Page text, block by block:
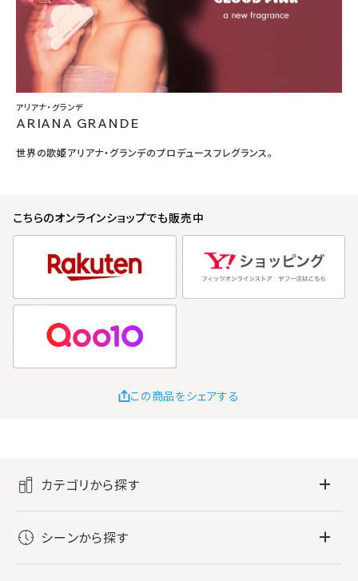
アリアナ・グランデ
ARIANA GRANDE
世界の歌姫アリアナ・グランデのプロデュースフレグランス。
こちらのオンラインショップでも販売中
この商品をシェアする
カテゴリから探す
シーンから探す